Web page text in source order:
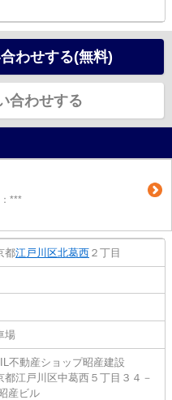
わせする(無料)
合わせする
***
都江戸川区北葛西 ２丁目
場
不動産ショップ昭産建設
都江戸川区中葛西５丁目３４－
産ビル